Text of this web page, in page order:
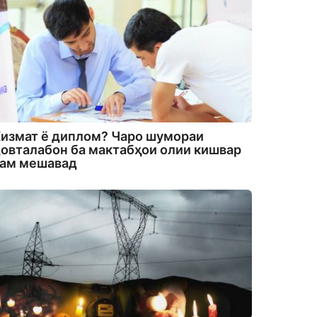
ё диплом? Чаро шумораи
ба мактабҳои олии кишвар
мешавад